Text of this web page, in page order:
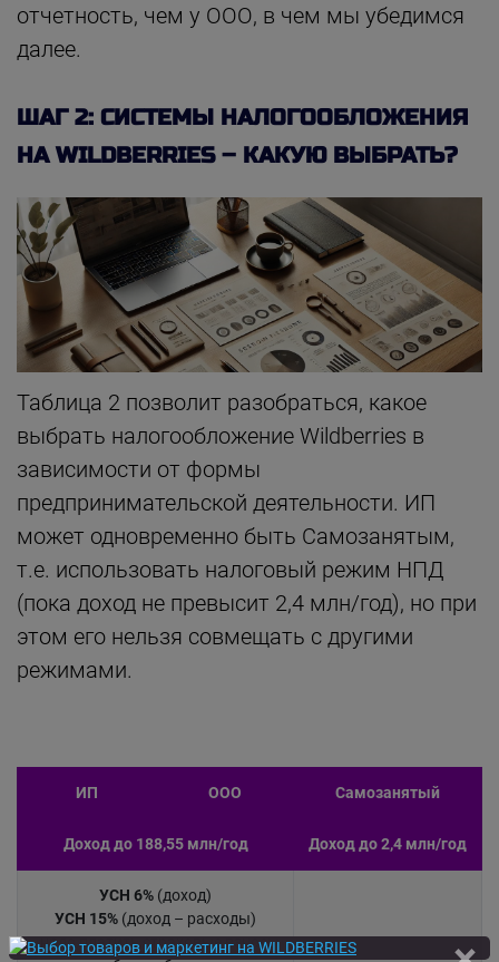
отчетность, чем у ООО, в чем мы убедимся
далее.
ШАГ 2: СИСТЕМЫ НАЛОГООБЛОЖЕНИЯ
НА WILDBERRIES – КАКУЮ ВЫБРАТЬ?
Таблица 2 позволит разобраться, какое
выбрать налогообложение Wildberries в
зависимости от формы
предпринимательской деятельности. ИП
может одновременно быть Самозанятым,
т.е. использовать налоговый режим НПД
(пока доход не превысит 2,4 млн/год), но при
этом его нельзя совмещать с другими
режимами.
ИП ООО Самозанятый
Доход до 188,55 млн/год Доход до 2,4 млн/год
УСН 6% (доход)
УСН 15% (доход – расходы)
- надо платить страховые взносы